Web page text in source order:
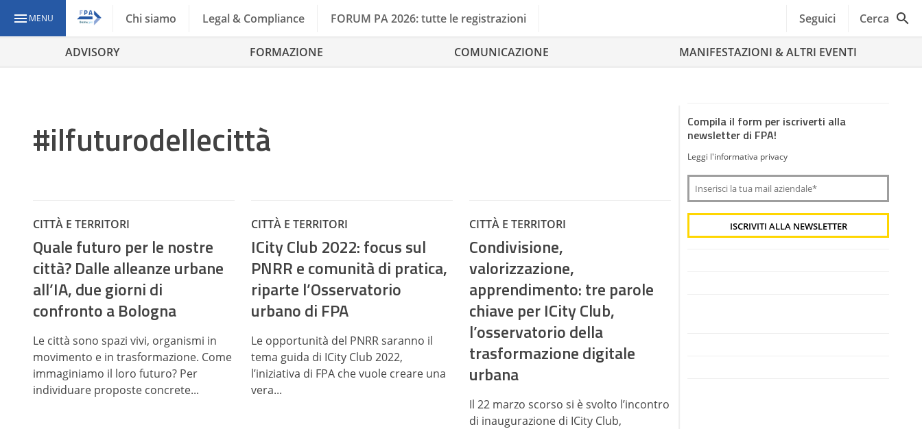
MENU Chi siamo Legal & Compliance FORUM PA 2026: tutte le registrazioni Seguici Cerca
ADVISORY FORMAZIONE COMUNICAZIONE MANIFESTAZIONI & ALTRI EVENTI
#ilfuturodellecittà
CITTÀ E TERRITORI
Quale futuro per le nostre
città? Dalle alleanze urbane
all’IA, due giorni di
confronto a Bologna
Le città sono spazi vivi, organismi in
movimento e in trasformazione. Come
immaginiamo il loro futuro? Per
individuare proposte concrete...
CITTÀ E TERRITORI
ICity Club 2022: focus sul
PNRR e comunità di pratica,
riparte l’Osservatorio
urbano di FPA
Le opportunità del PNRR saranno il
tema guida di ICity Club 2022,
l’iniziativa di FPA che vuole creare una
vera...
CITTÀ E TERRITORI
Condivisione,
valorizzazione,
apprendimento: tre parole
chiave per ICity Club,
l’osservatorio della
trasformazione digitale
urbana
Il 22 marzo scorso si è svolto l’incontro
di inaugurazione di ICity Club,
Compila il form per iscriverti alla
newsletter di FPA!
Leggi l'informativa privacy